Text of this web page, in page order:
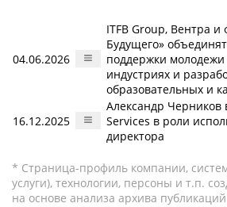
04.06.2026
ITFB Group, Вентра
Будущего»
поддержки
индустриях и
образовательных и
16.12.2025
Александр Черников
Services в роли
директора
* Страница-профиль компании,
услуги), технологии, персоны и т.п.
на основе анализа архива